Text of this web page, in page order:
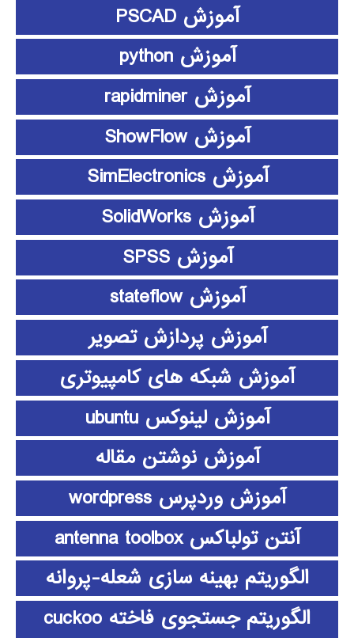
آموزش PSCAD
آموزش python
آموزش rapidminer
آموزش ShowFlow
آموزش SimElectronics
آموزش SolidWorks
آموزش SPSS
آموزش stateflow
آموزش پردازش تصویر
آموزش شبکه های کامپیوتری
آموزش لینوکس ubuntu
آموزش نوشتن مقاله
آموزش وردپرس wordpress
آنتن تولباکس antenna toolbox
الگوریتم بهینه سازی شعله-پروانه
الگوریتم جستجوی فاخته cuckoo